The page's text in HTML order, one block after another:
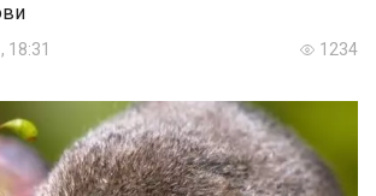
18:31 1234